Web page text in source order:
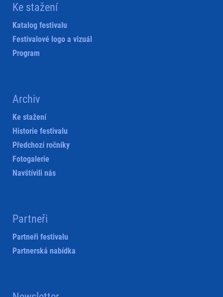
Ke stažení
Katalog festivalu
Festivalové logo a vizuál
Program
Archiv
Ke stažení
Historie festivalu
Předchozí ročníky
Fotogalerie
Navštívili nás
Partneři
Partneři festivalu
Partnerská nabídka